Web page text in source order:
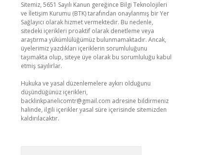
Sitemiz, 5651 Sayılı Kanun gereğince Bilgi Teknolojileri
ve İletişim Kurumu (BTK) tarafından onaylanmış bir Yer
Sağlayıcı olarak hizmet vermektedir. Bu nedenle,
sitedeki içerikleri proaktif olarak denetleme veya
araştırma yükümlülüğümüz bulunmamaktadır. Ancak,
üyelerimiz yazdıkları içeriklerin sorumluluğunu
taşımakta olup, siteye üye olarak bu sorumluluğu kabul
etmiş sayılırlar.
Hukuka ve yasal düzenlemelere aykırı olduğunu
düşündüğünüz içerikleri,
backlinkpanelicomtr@gmail.com adresine bildirmeniz
halinde, ilgili içerikler yasal süre içerisinde sitemizden
kaldırılacaktır.